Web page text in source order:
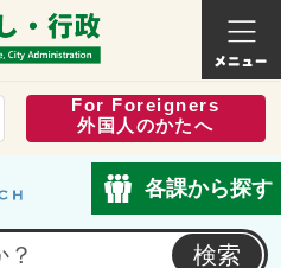
常総市公式ホームページ
くらし
For Foreigners
外国人のかたへ
各課から探す